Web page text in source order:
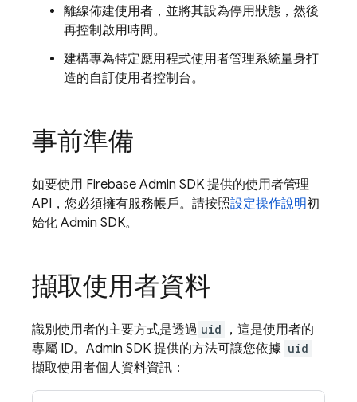
離線佈建使用者，並將其設為停用狀態，然後
再控制啟用時間。
建構專為特定應用程式使用者管理系統量身打
造的自訂使用者控制台。
事前準備
如要使用 Firebase Admin SDK 提供的使用者管理
API，您必須擁有服務帳戶。請按照設定操作說明初
始化 Admin SDK。
擷取使用者資料
識別使用者的主要方式是透過 uid
，這是使用者的
專屬 ID。Admin SDK 提供的方法可讓您依據 uid
擷取使用者個人資料資訊：